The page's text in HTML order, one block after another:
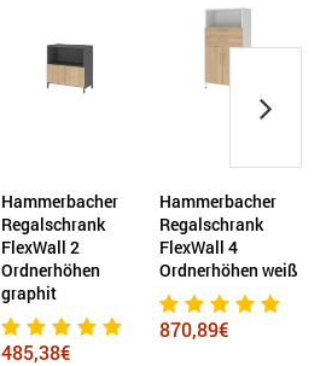
Hammerbacher
Regalschrank
FlexWall 2
Ordnerhöhen
graphit
485,38€
Hammerbacher
Regalschrank
FlexWall 4
Ordnerhöhen weiß
870,89€